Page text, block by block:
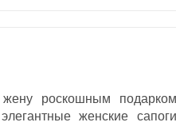
роскошным
женские